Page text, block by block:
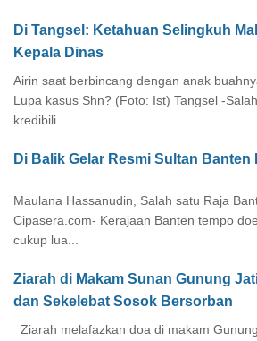
Di Tangsel: Ketahuan Selingkuh
Kepala Dinas
Airin saat berbincang dengan anak
Lupa kasus Shn? (Foto: Ist) Tangsel -
kredibili...
Di Balik Gelar Resmi Sultan Banten
Maulana Hassanudin, Salah satu Raja
Cipasera.com- Kerajaan Banten tempo
cukup lua...
Ziarah di Makam Sunan Gunung
dan Sekelebat Sosok Bersorban
Ziarah melafazkan doa di makam